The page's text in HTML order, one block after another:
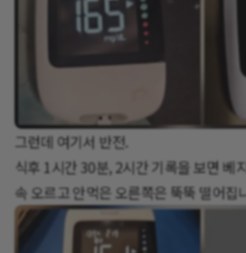
그런데 여기서 반전.
식후 1시간 30분, 2시간 기록을 보면 베
속 오르고 안먹은 오른쪽은 뚝뚝 떨어집